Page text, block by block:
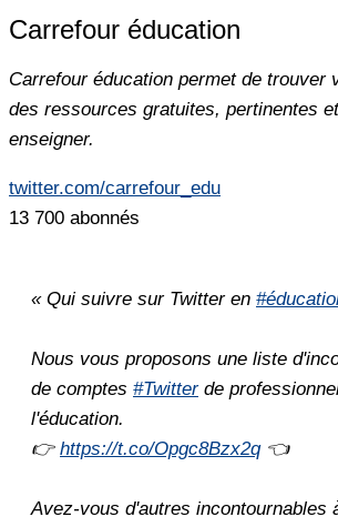
Carrefour éducation
Carrefour éducation permet de trouver
des ressources gratuites, pertinentes
enseigner.
twitter.com/carrefour_edu
13 700 abonnés
« Qui suivre sur Twitter en
Nous vous proposons une liste
de comptes #Twitterde
l'éducation.
👉 https://t.co/Opgc8Bzx2q👈
Avez-vous d'autres incontournables